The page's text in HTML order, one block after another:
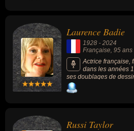
Laurence Badie
1928 - 2024
Française, 95 ans
Actrice française,
dans les années
ses doublages de
voix française du
« Scooby-Doo » (1979-
Russi Taylor